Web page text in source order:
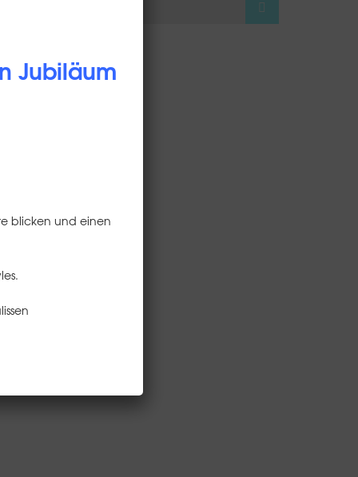
Jubiläum
blicken und einen